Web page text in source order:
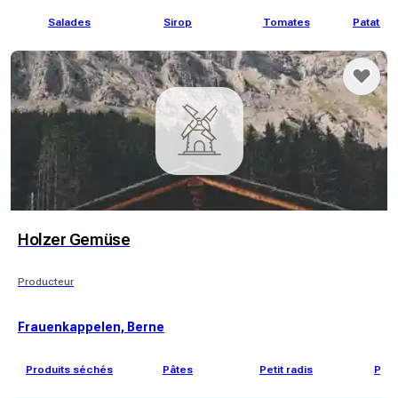
Salades Sirop Tomates Patates
Holzer Gemüse
Producteur
Frauenkappelen, Berne
Produits séchés Pâtes Petit radis